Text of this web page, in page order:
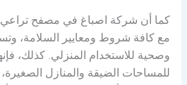
كما أن شركة اصباغ في مصفح تراعي
مع كافة شروط ومعايير السلامة،
وصحية للاستخدام المنزلي. كذلك،
للمساحات الضيقة والمنازل